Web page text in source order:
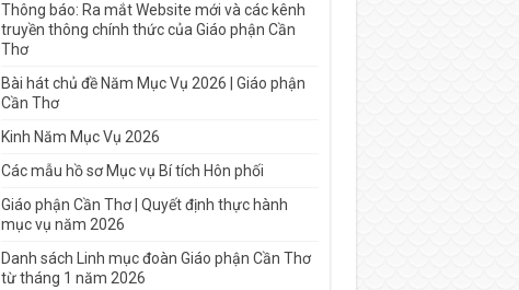
Thông báo: Ra mắt Website mới và các kênh
truyền thông chính thức của Giáo phận Cần
Thơ
Bài hát chủ đề Năm Mục Vụ 2026 | Giáo phận
Cần Thơ
Kinh Năm Mục Vụ 2026
Các mẫu hồ sơ Mục vụ Bí tích Hôn phối
Giáo phận Cần Thơ | Quyết định thực hành
mục vụ năm 2026
Danh sách Linh mục đoàn Giáo phận Cần Thơ
từ tháng 1 năm 2026